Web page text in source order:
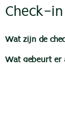
Check-
Wat zijn de
Wat gebeurt er